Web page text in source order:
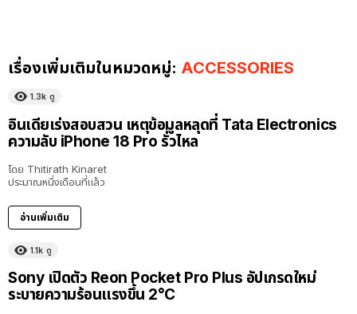
เรื่องเพิ่มเติมในหมวดหมู่: ACCESSORIES
1.3k ดู
อินเดียเร่งสอบสวน เหตุข้อมูลหลุดที่ Tata Electronics
ความลับ iPhone 18 Pro รั่วไหล
โดย Thitirath Kinaret
ประมาณหนึ่งเดือนที่แล้ว
อ่านเพิ่มเติม
1.1k ดู
Sony เปิดตัว Reon Pocket Pro Plus อัปเกรดใหม่
ระบายความร้อนแรงขึ้น 2°C